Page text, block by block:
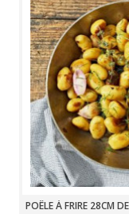
POÊLE À FRIRE 28CM